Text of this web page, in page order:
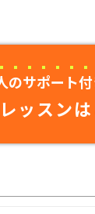
のサポート
ッスン